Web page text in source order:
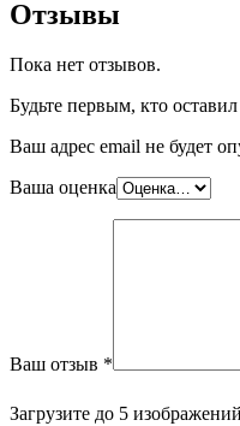
Отзывы
Пока нет отзывов.
Будьте первым, кто
Ваш адрес email не будет
Ваша оценка
Ваш отзыв *
Загрузите до 5